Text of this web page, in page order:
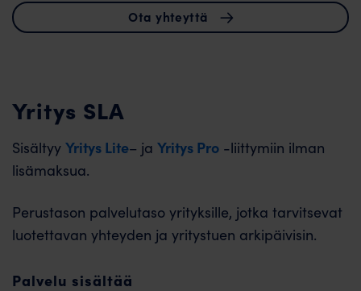
Ota yhteyttä
Yritys SLA
Sisältyy Yritys Lite– ja Yritys Pro -liittymiin ilman
lisämaksua.
Perustason palvelutaso yrityksille, jotka tarvitsevat
luotettavan yhteyden ja yritystuen arkipäivisin.
Palvelu sisältää